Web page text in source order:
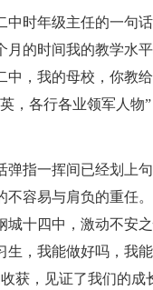
中时年级主任的一句
月的时间我的教学水
中，我的母校，你教
，各行各业领军人物
弹指一挥间已经划上
不容易与肩负的重任
城十四中，激动不安
生，我能做好吗，我
获，见证了我们的